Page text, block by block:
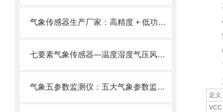
气象传感器生产厂家：高精度 + 低功耗，适配多场景监测需求。
七要素气象传感器—温度湿度气压风速风向雨量和光照七大要素监测于一身。
气象五参数监测仪：五大气象参数监测功能融合，小巧机身蕴含*功能
3.
4.
5.
6.
7.
六
定义
VCC